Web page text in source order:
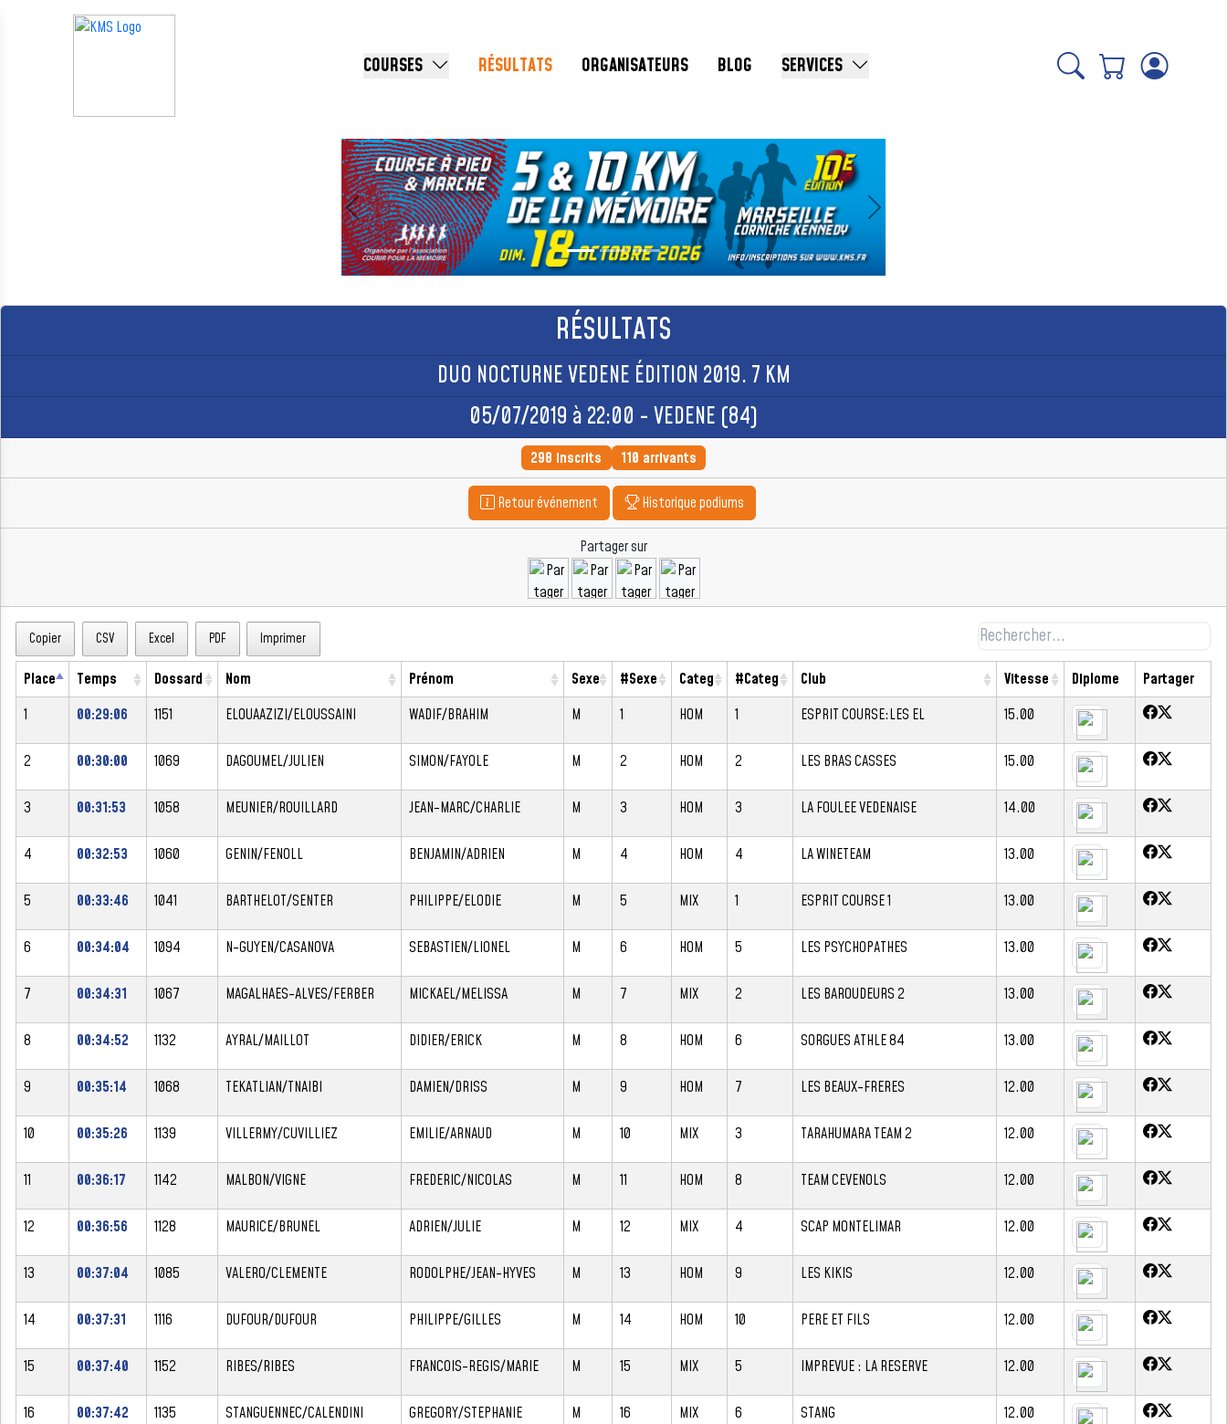
COURSES RÉSULTATS ORGANISATEURS BLOG SERVICES
Précédent Suivant
RÉSULTATS
DUO NOCTURNE VEDENE ÉDITION 2019. 7 KM
05/07/2019 à 22:00 - VEDENE (84)
298 inscrits 110 arrivants
Retour événement Historique podiums
Partager sur
Copier CSV Excel PDF Imprimer
Place Temps Dossard Nom Prénom Sexe #Sexe Categ #Categ Club Vitesse Diplome
Partager
1
00:29:06 1151 ELOUAAZIZI/ELOUSSAINI WADIF/BRAHIM M 1 HOM 1 ESPRIT COURSE:LES EL 15.00
2 00:30:00 1069 DAGOUMEL/JULIEN SIMON/FAYOLE M 2 HOM 2 LES BRAS CASSES 15.00
3 00:31:53 1058 MEUNIER/ROUILLARD JEAN-MARC/CHARLIE M 3 HOM 3 LA FOULEE VEDENAISE 14.00
4 00:32:53 1060 GENIN/FENOLL BENJAMIN/ADRIEN M 4 HOM 4 LA WINETEAM 13.00
5 00:33:46 1041 BARTHELOT/SENTER PHILIPPE/ELODIE M 5 MIX 1 ESPRIT COURSE 1 13.00
6 00:34:04 1094 N-GUYEN/CASANOVA SEBASTIEN/LIONEL M 6 HOM 5 LES PSYCHOPATHES 13.00
7 00:34:31 1067 MAGALHAES-ALVES/FERBER MICKAEL/MELISSA M 7 MIX 2 LES BAROUDEURS 2 13.00
8 00:34:52 1132 AYRAL/MAILLOT DIDIER/ERICK M 8 HOM 6 SORGUES ATHLE 84 13.00
9 00:35:14 1068 TEKATLIAN/TNAIBI DAMIEN/DRISS M 9 HOM 7 LES BEAUX-FRERES 12.00
10 00:35:26 1139 VILLERMY/CUVILLIEZ EMILIE/ARNAUD M 10 MIX 3 TARAHUMARA TEAM 2 12.00
11 00:36:17 1142 MALBON/VIGNE FREDERIC/NICOLAS M 11 HOM 8 TEAM CEVENOLS 12.00
12 00:36:56 1128 MAURICE/BRUNEL ADRIEN/JULIE M 12 MIX 4 SCAP MONTELIMAR 12.00
13 00:37:04 1085 VALERO/CLEMENTE RODOLPHE/JEAN-HYVES M 13 HOM 9 LES KIKIS 12.00
14 00:37:31 1116 DUFOUR/DUFOUR PHILIPPE/GILLES M 14 HOM 10 PERE ET FILS 12.00
15 00:37:40 1152 RIBES/RIBES FRANCOIS-REGIS/MARIE M 15 MIX 5 IMPREVUE : LA RESERVE 12.00
16 00:37:42 1135 STANGUENNEC/CALENDINI GREGORY/STEPHANIE M 16 MIX 6 STANG 12.00
Panneau de gestion des cookies